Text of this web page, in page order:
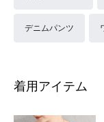
デニムパンツ
着用アイテム